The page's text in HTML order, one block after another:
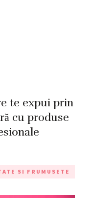
te expui prin
cu produse
SI FRUMUSETE